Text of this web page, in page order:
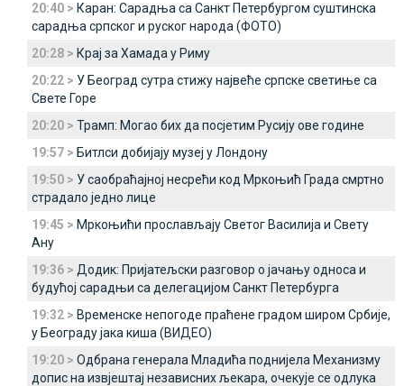
20:40 > Каран: Сарадња са Санкт Петербургом суштинска
сарадња српског и руског народа (ФОТО)
20:28 > Крај за Хамада у Риму
20:22 > У Београд сутра стижу највеће српске светиње са
Свете Горе
20:20 > Трамп: Могао бих да посјетим Русију ове године
19:57 > Битлси добијају музеј у Лондону
19:50 > У саобраћајној несрећи код Мркоњић Града смртно
страдало једно лице
19:45 > Мркоњићи прослављају Светог Василија и Свету
Ану
19:36 > Додик: Пријатељски разговор о јачању односа и
будућој сарадњи са делегацијом Санкт Петербурга
19:32 > Временске непогоде праћене градом широм Србије,
у Београду јака киша (ВИДЕО)
19:20 > Одбрана генерала Младића поднијела Механизму
допис на извјештај независних љекара, очекује се одлука